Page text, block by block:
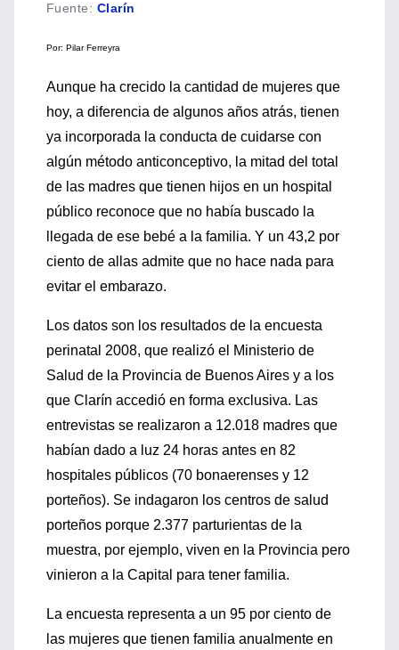
Fuente: Clarín
Por: Pilar Ferreyra
Aunque ha crecido la cantidad de mujeres que
hoy, a diferencia de algunos años atrás, tienen
ya incorporada la conducta de cuidarse con
algún método anticonceptivo, la mitad del total
de las madres que tienen hijos en un hospital
público reconoce que no había buscado la
llegada de ese bebé a la familia. Y un 43,2 por
ciento de allas admite que no hace nada para
evitar el embarazo.
Los datos son los resultados de la encuesta
perinatal 2008, que realizó el Ministerio de
Salud de la Provincia de Buenos Aires y a los
que Clarín accedió en forma exclusiva. Las
entrevistas se realizaron a 12.018 madres que
habían dado a luz 24 horas antes en 82
hospitales públicos (70 bonaerenses y 12
porteños). Se indagaron los centros de salud
porteños porque 2.377 parturientas de la
muestra, por ejemplo, viven en la Provincia pero
vinieron a la Capital para tener familia.
La encuesta representa a un 95 por ciento de
las mujeres que tienen familia anualmente en